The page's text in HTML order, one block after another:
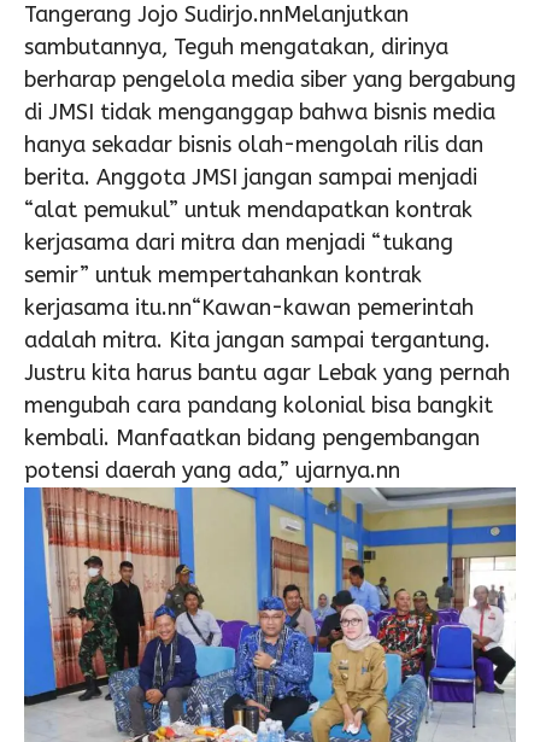
Tangerang Jojo Sudirjo.nnMelanjutkan
sambutannya, Teguh mengatakan, dirinya
berharap pengelola media siber yang bergabung
di JMSI tidak menganggap bahwa bisnis media
hanya sekadar bisnis olah-mengolah rilis dan
berita. Anggota JMSI jangan sampai menjadi
“alat pemukul” untuk mendapatkan kontrak
kerjasama dari mitra dan menjadi “tukang
semir” untuk mempertahankan kontrak
kerjasama itu.nn“Kawan-kawan pemerintah
adalah mitra. Kita jangan sampai tergantung.
Justru kita harus bantu agar Lebak yang pernah
mengubah cara pandang kolonial bisa bangkit
kembali. Manfaatkan bidang pengembangan
potensi daerah yang ada,” ujarnya.nn